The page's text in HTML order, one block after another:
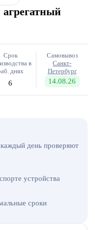
Срок
в
днях
6
Самовывоз
Санкт-
Петербург
14.08.26
день проверяют
устройства
сроки